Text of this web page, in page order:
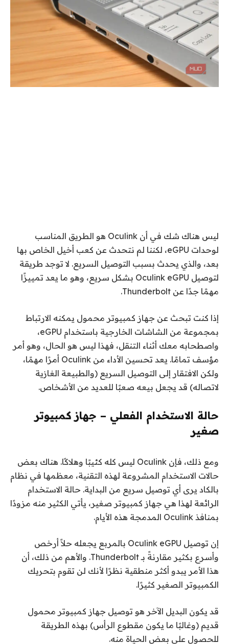
ليس هناك شك في أن Oculink هو الطريق المناسب
لوحدات eGPU، لكننا لم نتحدث عن كعب أخيل الخاص بها
بعد، والذي يحدث بسبب التوصيل السريع. لا توجد طريقة
لتوصيل Oculink eGPU بشكل سريع، وهو ما يعد تمييزًا
مهمًا جدًا عن Thunderbolt.
إذا كنت تبحث عن جهاز كمبيوتر محمول يمكنه الارتباط
بمجموعة من الشاشات الخارجية باستخدام eGPU،
واصطحابه معك أثناء التنقل، فهذا ليس هو الحال، وهو أمر
مؤسف تمامًا. يعد تحسين الأداء من Oculink أمرًا مهمًا،
ولكن الافتقار إلى التوصيل السريع (والطبيعة الغازية
لاتصاله) قد يجعل بيعه صعبًا للعديد من الأشخاص.
حالة الاستخدام الفعلي – جهاز كمبيوتر
صغير
ومع ذلك، فإن Oculink ليس كله كئيبًا وهلاكًا. هناك بعض
حالات الاستخدام المشروعة لهذه التقنية، معظمها في نظام
بالكاد يرى أي توصيل سريع من البداية. حالة الاستخدام
الرائعة لهذا هي جهاز كمبيوتر صغير، يأتي الكثير منه مزودًا
بمنافذ Oculink المدمجة هذه الأيام.
إن توصيل Oculink eGPU بالمربع يجعله حلاً أرخص
وأسرع بكثير مقارنةً بـ Thunderbolt. والأهم من ذلك، أن
هذا الأمر يبدو أكثر منطقية نظرًا لأنك لن تقوم بتحريك
الكمبيوتر الصغير كثيرًا.
قد يكون البديل الآخر هو توصيل جهاز كمبيوتر محمول
قديم (وغالبًا ما يكون مقطوع الرأس) بهذه الطريقة
للحصول على بعض الحياة منه.